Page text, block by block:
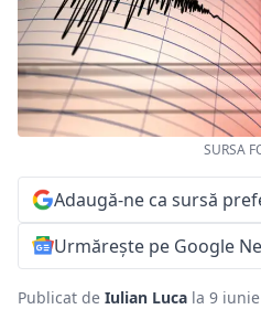
SURSA
Adaugă-ne ca sursă
Urmărește pe Google
Publicat de Iulian Luca la 9